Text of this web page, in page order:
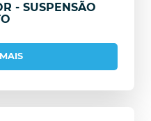
- SUSPENSÃO